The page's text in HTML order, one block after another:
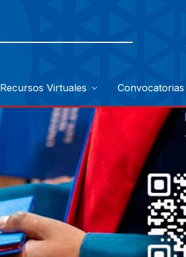
Recursos Virtuales Convocatorias